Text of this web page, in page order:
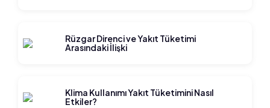
Rüzgar Direnci ve Yakıt Tüketimi
Arasındaki İlişki
Klima Kullanımı Yakıt Tüketimini Nasıl
Etkiler?